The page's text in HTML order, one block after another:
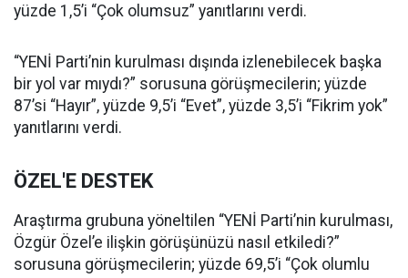
yüzde 1,5’i “Çok olumsuz” yanıtlarını verdi.
“YENİ Parti’nin kurulması dışında izlenebilecek başka
bir yol var mıydı?” sorusuna görüşmecilerin; yüzde
87’si “Hayır”, yüzde 9,5’i “Evet”, yüzde 3,5’i “Fikrim yok”
yanıtlarını verdi.
ÖZEL'E DESTEK
Araştırma grubuna yöneltilen “YENİ Parti’nin kurulması,
Özgür Özel’e ilişkin görüşünüzü nasıl etkiledi?”
sorusuna görüşmecilerin; yüzde 69,5’i “Çok olumlu